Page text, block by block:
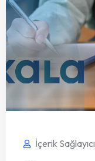
İçerik Sağlayıcı